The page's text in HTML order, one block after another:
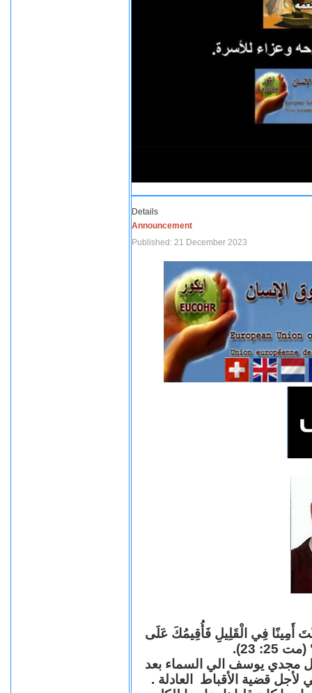
Details
Announcement
Published: 21 December 2023
أَمِينًا فِي الْقَلِيلِ فَأُقِيمُكَ عَلَى
23).
مجدي يوسف الي السماء بعد
قضية الأقباط العادلة .